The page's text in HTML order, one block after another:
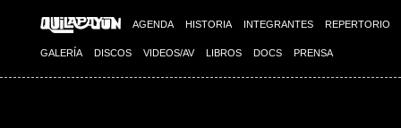
AGENDA HISTORIA INTEGRANTES REPERTORIO
GALERÍA DISCOS VIDEOS/AV LIBROS DOCS PRENSA